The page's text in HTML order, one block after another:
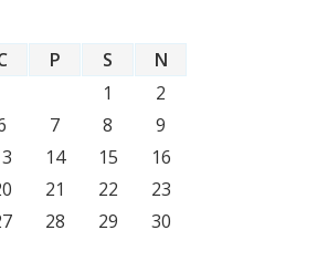
P S
N
1
2
7 8
9
14 15
16
21 22
23
28 29
30